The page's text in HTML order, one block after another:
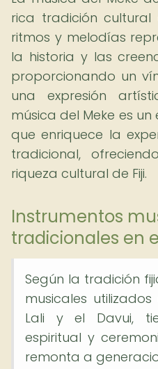
rica tradición cultural
ritmos y melodías
la historia y las
proporcionando un
una expresión
música del Meke es
que enriquece la
tradicional,
riqueza cultural de Fiji.
Instrumentos
tradicionales en
Según la tradición
musicales
Lali y el Davui,
espiritual y
remonta a